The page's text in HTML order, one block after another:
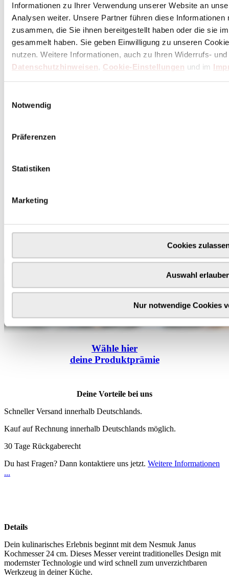
Informationen zu Ihrer Verwendung unserer Website an
Analysen weiter. Unsere Partner führen diese
zusammen, die Sie ihnen bereitgestellt haben oder die sie
gesammelt haben. Sie geben Einwilligung zu unseren
nutzen. Weitere Informationen, auch zu Ihren Widerrufs-
Datenschutzhinweisen, Cookie-Einstellungen und im
Notwendig
Präferenzen
Statistiken
Marketing
Cookies
Auswahl
Nur notwendige Cookies
Wähle hier
deine Produktprämie
Deine Vorteile bei uns
Schneller Versand innerhalb Deutschlands.
Kauf auf Rechnung innerhalb Deutschlands möglich.
30 Tage Rückgaberecht
Du hast Fragen? Dann kontaktiere uns jetzt. Weitere Informationen
...
Details
Dein kulinarisches Erlebnis beginnt mit dem Nesmuk Janus
Kochmesser 24 cm. Dieses Messer vereint traditionelles Design mit
modernster Technologie und wird schnell zum unverzichtbaren
Werkzeug in deiner Küche.